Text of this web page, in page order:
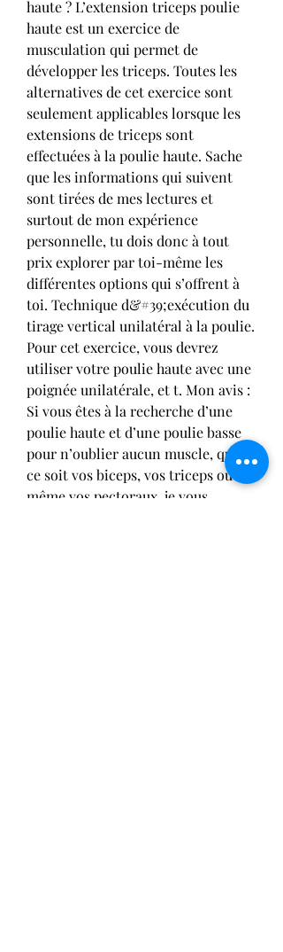
haute ? L’extension triceps poulie
haute est un exercice de
musculation qui permet de
développer les triceps. Toutes les
alternatives de cet exercice sont
seulement applicables lorsque les
extensions de triceps sont
effectuées à la poulie haute. Sache
que les informations qui suivent
sont tirées de mes lectures et
surtout de mon expérience
personnelle, tu dois donc à tout
prix explorer par toi-même les
différentes options qui s’offrent à
toi. Technique d&#39;exécution du
tirage vertical unilatéral à la poulie.
Pour cet exercice, vous devrez
utiliser votre poulie haute avec une
poignée unilatérale, et t. Mon avis :
Si vous êtes à la recherche d’une
poulie haute et d’une poulie basse
pour n’oublier aucun muscle, que
ce soit vos biceps, vos triceps ou
même vos pectoraux, je vous